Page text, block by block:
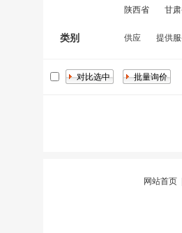
陕西省
甘
类别 供应 提供
网站首页